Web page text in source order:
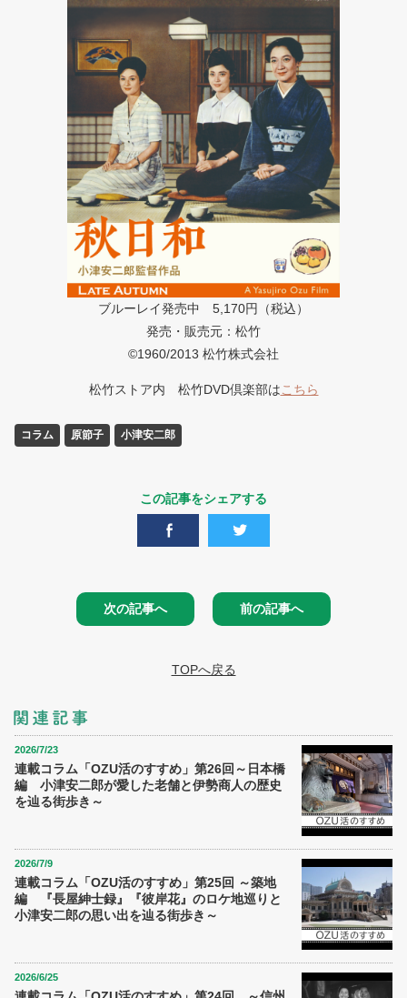
ブルーレイ発売中 5,170円（税込）
発売・販売元：松竹
©1960/2013 松竹株式会社
松竹ストア内 松竹DVD倶楽部はこちら
コラム 原節子 小津安二郎
この記事をシェアする
次の記事へ 前の記事へ
TOPへ戻る
2026/7/23
連載コラム「OZU活のすすめ」第26回～日本橋
編 小津安二郎が愛した老舗と伊勢商人の歴史
を辿る街歩き～
2026/7/9
連載コラム「OZU活のすすめ」第25回 ～築地
編 『長屋紳士録』『彼岸花』のロケ地巡りと
小津安二郎の思い出を辿る街歩き～
2026/6/25